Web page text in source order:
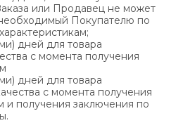
или Продавец не может
необходимый Покупателю по
дней для товара
с момента получения
дней для товара
с момента получения
и получения заключения по